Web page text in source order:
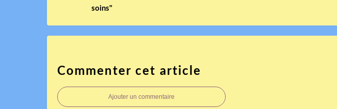
soins"
Commenter cet article
Ajouter un commentaire